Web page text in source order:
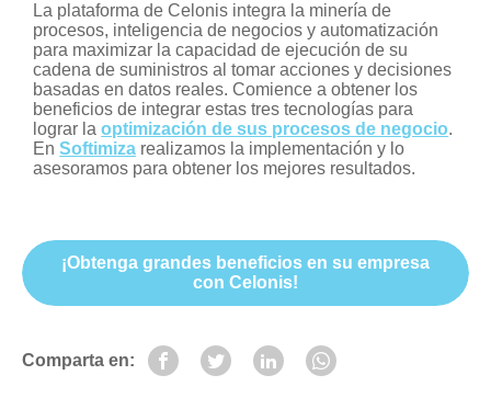
La plataforma de Celonis integra la minería de
procesos, inteligencia de negocios y automatización
para maximizar la capacidad de ejecución de su
cadena de suministros al tomar acciones y decisiones
basadas en datos reales. Comience a obtener los
beneficios de integrar estas tres tecnologías para
lograr laoptimización de sus procesos de negocio.
EnSoftimiza realizamos la implementación y lo
asesoramos para obtener los mejores resultados.
¡Obtenga grandes beneficios en su empresa
con Celonis!
Comparta en: